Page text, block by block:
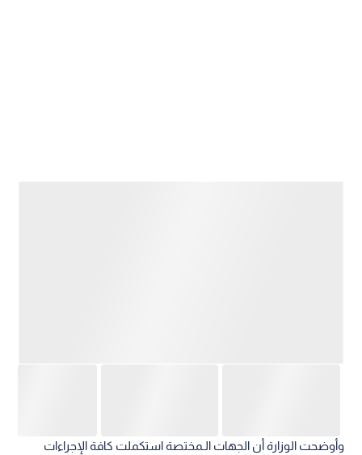
وأوضحت الوزارة أن الجهات الـمختصة استكملت كافة الإجراءات